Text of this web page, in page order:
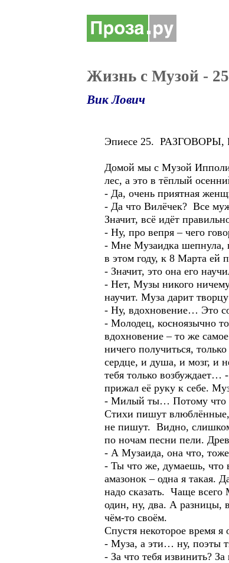
Жизнь с Музой -
Вик Лович
Эпиесе 25.
Домой мы с Музой
лес, а это в тёплый
- Да, очень приятная
- Да что Вилёчек? Все
Значит, всё идёт
- Ну, про вепря – чего
- Мне Музаидка шепнула,
в этом году, к 8 Марта ей
- Значит, это она его
- Нет, Музы никого ничему
научит. Муза дарит
- Ну, вдохновение… Это
- Молодец, косноязычно
вдохновение – то же
ничего получиться,
сердце, и душа, и мозг, и
тебя только возбуждает…
прижал её руку к себе.
- Милый ты… Потому что
Стихи пишут влюблённые,
не пишут. Видно, слишком
по ночам песни пели.
- А Музаида, она что, тоже
- Ты что же, думаешь, что
амазонок – одна я такая.
надо сказать. Чаще
один, ну, два. А разницы,
чём-то своём.
Спустя некоторое время
- Муза, а эти… ну, поэты
- За что тебя извинить?